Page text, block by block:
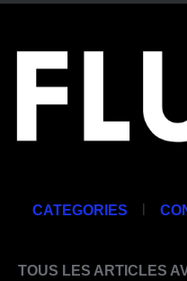
CATEGORIES |
TOUS LES ARTICLES